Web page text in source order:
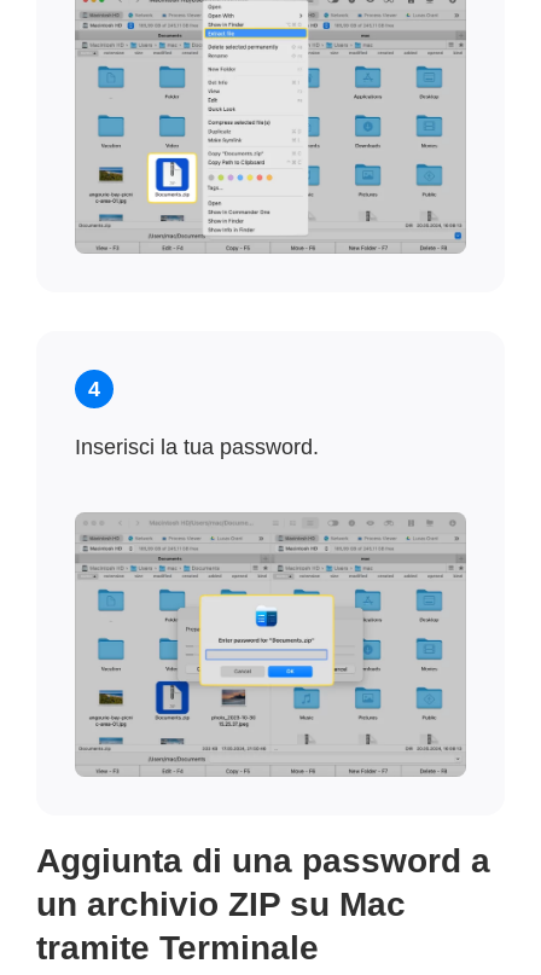
4
Inserisci la tua password.
Aggiunta di una password a
un archivio ZIP su Mac
tramite Terminale